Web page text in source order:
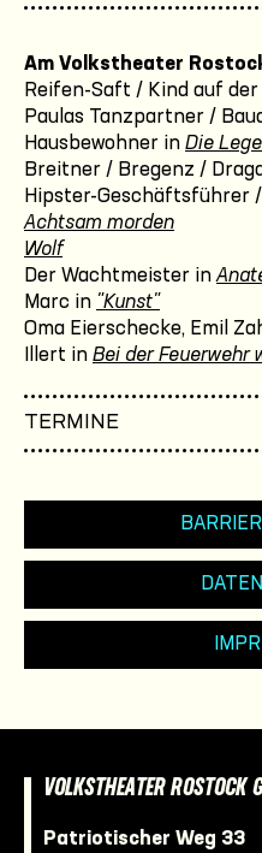
Am Volkstheater
Reifen-Saft / Kind auf
Paulas Tanzpartner /
Hausbewohner in Die
Breitner / Bregenz /
Hipster-Geschäftsführer
Achtsam morden
Wolf
Der Wachtmeister in
Marc in "Kunst"
Oma Eierschecke, Emil
Illert in Bei der Feuerwehr
TERMINE
VOLKSTHEATER ROSTOCK
Patriotischer Weg 33